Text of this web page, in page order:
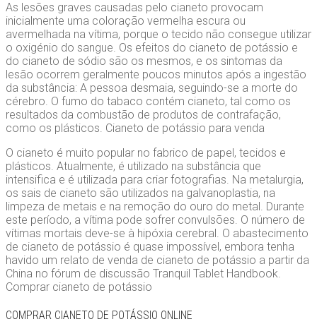
As lesões graves causadas pelo cianeto provocam
inicialmente uma coloração vermelha escura ou
avermelhada na vítima, porque o tecido não consegue utilizar
o oxigénio do sangue. Os efeitos do cianeto de potássio e
do cianeto de sódio são os mesmos, e os sintomas da
lesão ocorrem geralmente poucos minutos após a ingestão
da substância: A pessoa desmaia, seguindo-se a morte do
cérebro. O fumo do tabaco contém cianeto, tal como os
resultados da combustão de produtos de contrafação,
como os plásticos. Cianeto de potássio para venda
O cianeto é muito popular no fabrico de papel, tecidos e
plásticos. Atualmente, é utilizado na substância que
intensifica e é utilizada para criar fotografias. Na metalurgia,
os sais de cianeto são utilizados na galvanoplastia, na
limpeza de metais e na remoção do ouro do metal. Durante
este período, a vítima pode sofrer convulsões. O número de
vítimas mortais deve-se à hipóxia cerebral. O abastecimento
de cianeto de potássio é quase impossível, embora tenha
havido um relato de venda de cianeto de potássio a partir da
China no fórum de discussão Tranquil Tablet Handbook.
Comprar cianeto de potássio
COMPRAR CIANETO DE POTÁSSIO ONLINE